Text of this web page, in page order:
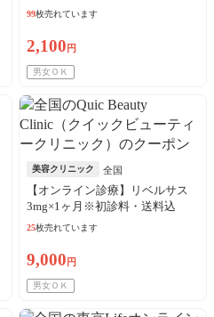
／リピート可
99枚売れています
2,100 円
男女ＯＫ
美容クリニック 全国
【オンライン診療】リベルサス
3mg×1ヶ月※初診料・送料込
25枚売れています
9,000 円
男女ＯＫ